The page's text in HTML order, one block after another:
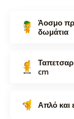
Άοσμο
δωμάτια
cm
Απλό και